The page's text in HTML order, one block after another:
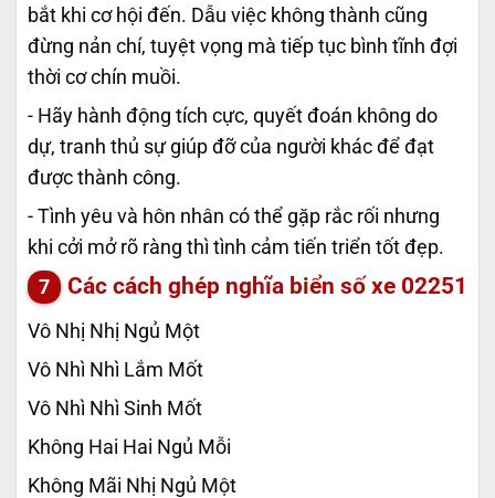
bắt khi cơ hội đến. Dẫu việc không thành cũng
đừng nản chí, tuyệt vọng mà tiếp tục bình tĩnh đợi
thời cơ chín muồi.
- Hãy hành động tích cực, quyết đoán không do
dự, tranh thủ sự giúp đỡ của người khác để đạt
được thành công.
- Tình yêu và hôn nhân có thể gặp rắc rối nhưng
khi cởi mở rõ ràng thì tình cảm tiến triển tốt đẹp.
Các cách ghép nghĩa biển số xe 02251
Vô Nhị Nhị Ngủ Một
Vô Nhì Nhì Lắm Mốt
Vô Nhì Nhì Sinh Mốt
Không Hai Hai Ngủ Mỗi
Không Mãi Nhị Ngủ Một